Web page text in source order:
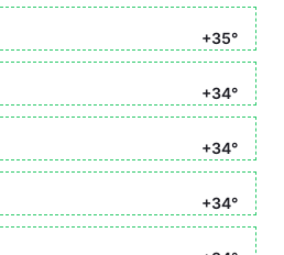
+35°
+34°
+34°
+34°